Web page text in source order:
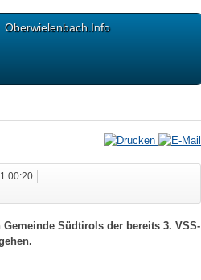
Oberwielenbach.Info
00:20
Südtirols der bereits 3. VSS-